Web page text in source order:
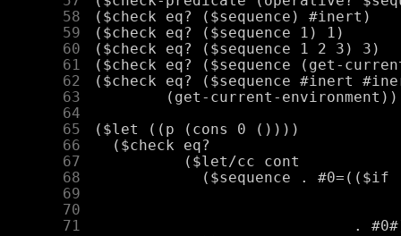
     58
     59
     60
     61
     62
     63
     64
     65
     66
     67
     68
     69
     70
     71